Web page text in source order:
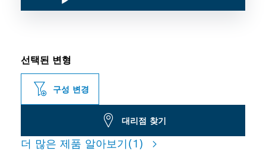
선택된 변형
구성 변경
대리점 찾기
더 많은 제품 알아보기(1)